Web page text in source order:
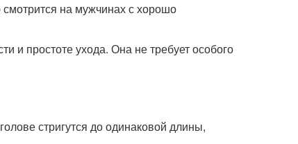
на мужчинах с хорошо
и простоте ухода. Она не требует особого
стригутся до одинаковой длины,